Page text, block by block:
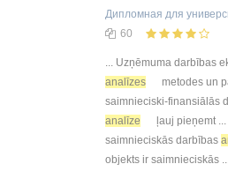
Дипломная для
60
... Uzņēmuma darbības
analīzes
metodes un
saimnieciski-finansiālās
analīze
ļauj pieņemt ...
saimnieciskās darbības
objekts ir saimnieciskās ...